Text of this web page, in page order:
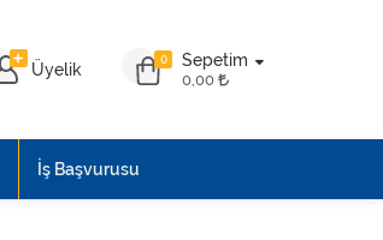
0 Sepetim
0,00
Üyelik
İş Başvurusu